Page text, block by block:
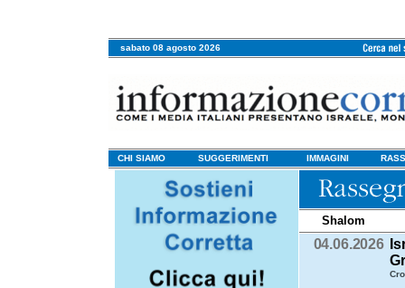
sabato 08 agosto 2026
CHI SIAMO SUGGERIMENTI IMMAGINI
Shalom
04.06.2026